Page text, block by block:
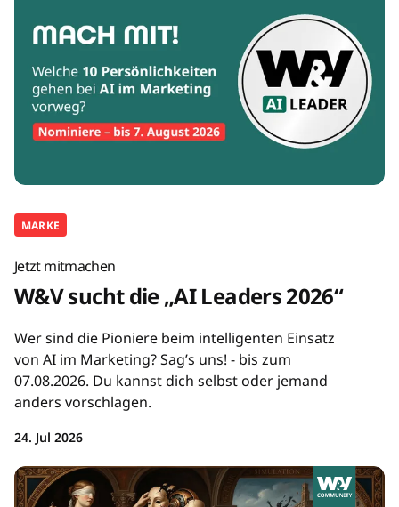
MARKE
Jetzt mitmachen
W&V sucht die „AI Leaders 2026“
Wer sind die Pioniere beim intelligenten Einsatz
von AI im Marketing? Sag’s uns! - bis zum
07.08.2026. Du kannst dich selbst oder jemand
anders vorschlagen.
24. Jul 2026